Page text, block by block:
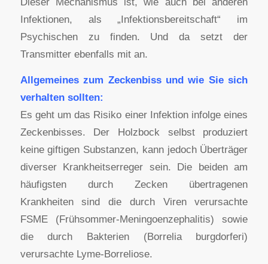
Infektionen, als „Infektionsbereitschaft“ im
Psychischen zu finden. Und da setzt der
Transmitter ebenfalls mit an.
Allgemeines zum Zeckenbiss und wie Sie sich
verhalten sollten:
Es geht um das Risiko einer Infektion infolge eines
Zeckenbisses. Der Holzbock selbst produziert
keine giftigen Substanzen, kann jedoch Überträger
diverser Krankheitserreger sein. Die beiden am
häufigsten durch Zecken übertragenen
Krankheiten sind die durch Viren verursachte
FSME (Frühsommer-Meningoenzephalitis) sowie
die durch Bakterien (Borrelia burgdorferi)
verursachte Lyme-Borreliose.